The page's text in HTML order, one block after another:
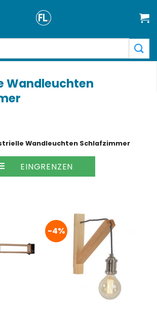
Wandleuchten
Wandleuchten Schlafzimmer
FILTER
-4%